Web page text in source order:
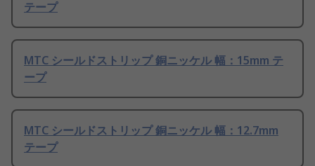
テープ
MTC シールドストリップ 銅ニッケル 幅：15mm テ
ープ
MTC シールドストリップ 銅ニッケル 幅：12.7mm
テープ